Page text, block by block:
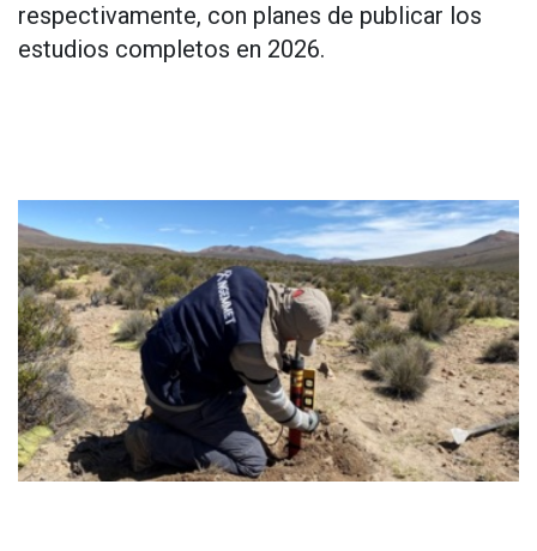
respectivamente, con planes de publicar los
estudios completos en 2026.